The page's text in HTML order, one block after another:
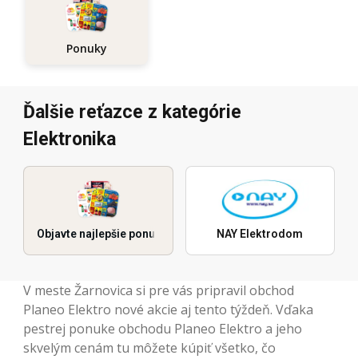
Ponuky
Ďalšie reťazce z kategórie
Elektronika
Objavte najlepšie ponuky NAY Elektrodom
V meste Žarnovica si pre vás pripravil obchod
Planeo Elektro nové akcie aj tento týždeň. Vďaka
pestrej ponuke obchodu Planeo Elektro a jeho
skvelým cenám tu môžete kúpiť všetko, čo